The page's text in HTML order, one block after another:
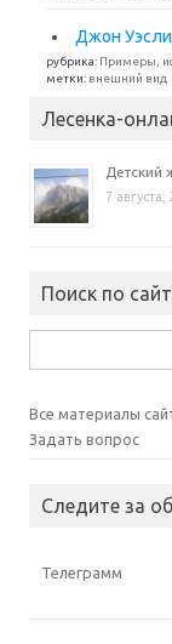
Джон
рубрика: Примеры,
метки: внешний вид
Лесенка-
Детский
7 августа,
Поиск по
Все материалы
Задать вопрос
Следите за
Телеграмм